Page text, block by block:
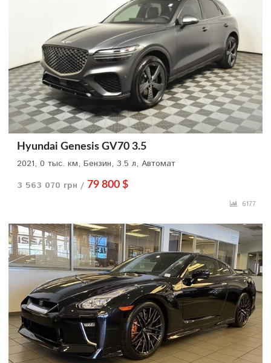
Hyundai Genesis GV70 3.5
2021, 0 тыс. км, Бензин, 3.5 л, Автомат
3 563 070 грн / 79 800 $
6177